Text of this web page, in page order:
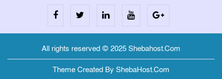
All rights reserved © 2025 Shebahost.Com
Theme Created By ShebaHost.Com